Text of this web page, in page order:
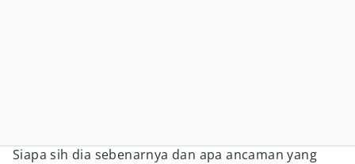
Siapa sih dia sebenarnya dan apa ancaman yang